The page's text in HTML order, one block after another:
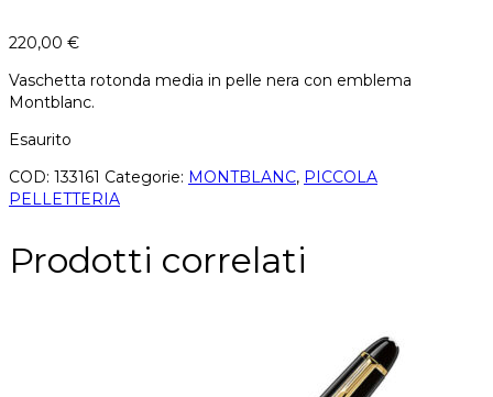
220,00 €
Vaschetta rotonda media in pelle nera con emblema
Montblanc.
Esaurito
COD: 133161 Categorie: MONTBLANC, PICCOLA
PELLETTERIA
Prodotti correlati